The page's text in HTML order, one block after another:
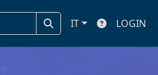
IT LOGIN